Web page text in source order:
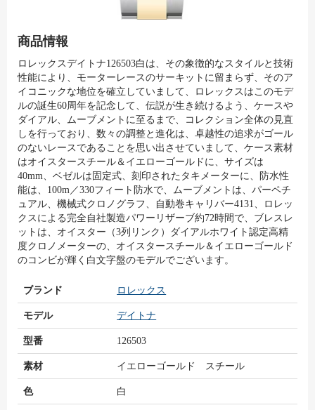
商品情報
ロレックスデイトナ126503白は、その象徴的なスタイルと技術
性能により、モーターレースのサーキットに留まらず、そのア
イコニックな地位を確立していまして、ロレックスはこのモデ
ルの誕生60周年を記念して、伝説が生き続けるよう、ケースや
ダイアル、ムーブメントに至るまで、コレクション全体の見直
しを行っており、数々の調整と進化は、卓越性の追求がゴール
のないレースであることを思い出させていまして、ケース素材
はオイスタースチール＆イエローゴールドに、サイズは
40mm、ベゼルは固定式、刻印されたタキメーターに、防水性
能は、100m／330フィート防水で、ムーブメントは、パーペチ
ュアル、機械式クロノグラフ、自動巻キャリバー4131、ロレッ
クスによる完全自社製造パワーリザーブ約72時間で、ブレスレ
ットは、オイスター（3列リンク）ダイアルホワイト認定高精
度クロノメーターの、オイスタースチール＆イエローゴールド
のコンビが輝く白文字盤のモデルでございます。
ブランド ロレックス
モデル デイトナ
型番 126503
素材 イエローゴールド スチール
色 白